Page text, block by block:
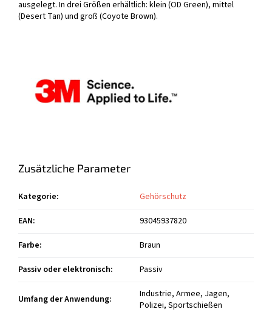
ausgelegt. In drei Größen erhältlich: klein (OD Green), mittel
(Desert Tan) und groß (Coyote Brown).
Zusätzliche Parameter
Kategorie:
Gehörschutz
EAN:
93045937820
Farbe:
Braun
Passiv oder elektronisch: Passiv
Umfang der Anwendung:
Industrie, Armee, Jagen,
Polizei, Sportschießen